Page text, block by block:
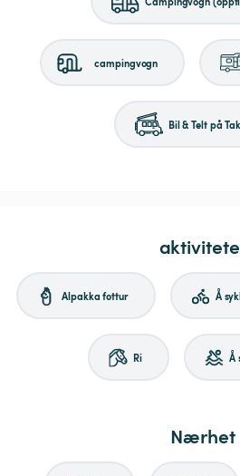
campingvogn
Bil & Telt på
Alpakka fottur Å
Ri Å
Nærhet